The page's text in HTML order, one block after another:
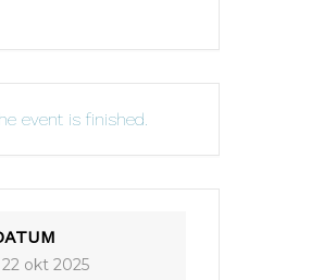
event is finished.
22 okt 2025